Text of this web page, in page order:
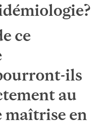
ce
ils
au
maîtrise en